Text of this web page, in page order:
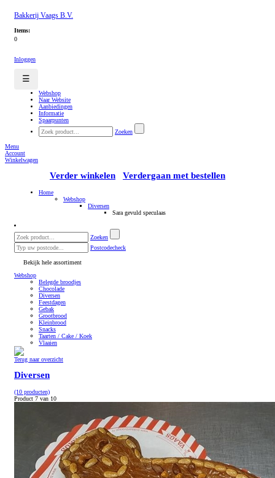
Bakkerij Vaags B.V.
Items:
0
Inloggen
☰
Webshop
Naar Website
Aanbiedingen
Informatie
Spaarpunten
Zoeken
Menu
Account
Winkelwagen
Verder winkelen Verdergaan met bestellen
Home
Webshop
Diversen
Sara gevuld speculaas
Zoeken
Postcodecheck
Bekijk hele assortiment
Webshop
Belegde broodjes
Chocolade
Diversen
Feestdagen
Gebak
Grootbrood
Kleinbrood
Snacks
Taarten / Cake / Koek
Vlaaien
Terug naar overzicht
Diversen
(10 producten)
Product 7 van 10